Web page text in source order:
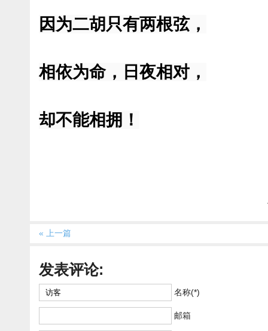
因为二胡只有两根弦，
相依为命，日夜相对，
却不能相拥！
« 上一篇
发表评论:
名称(*)
邮箱